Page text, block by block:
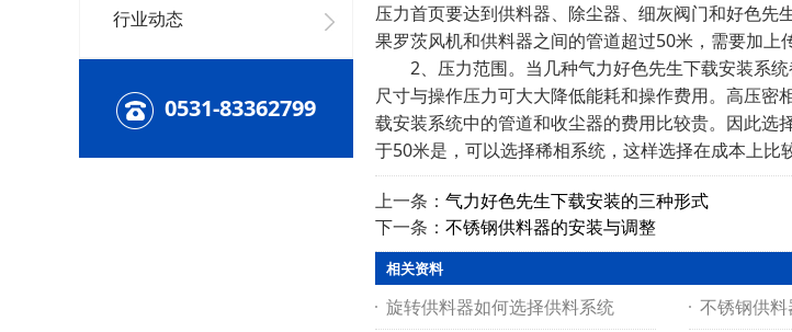
行业动态
0531-83362799
压力首页要达到供料器、除尘器、细灰阀门和好色
果罗茨风机和供料器之间的管道超过50米，需要加上
2、压力范围。当几种气力好色先生下载安装系统
尺寸与操作压力可大大降低能耗和操作费用。高压
载安装系统中的管道和收尘器的费用比较贵。因此
于50米是，可以选择稀相系统，这样选择在成本上比
上一条： 气力好色先生下载安装的三种形式
下一条： 不锈钢供料器的安装与调整
相关资料
旋转供料器如何选择供料系统 不锈钢供